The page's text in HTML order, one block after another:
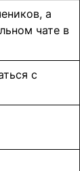
а
чате в
с